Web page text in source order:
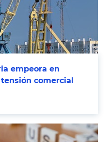
empeora en
comercial